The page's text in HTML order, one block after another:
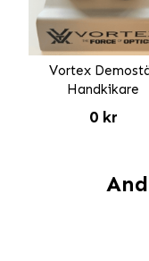
Vortex
Handkikare
0 kr